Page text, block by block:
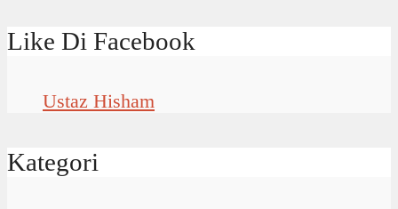
Like Di Facebook
Ustaz Hisham
Kategori